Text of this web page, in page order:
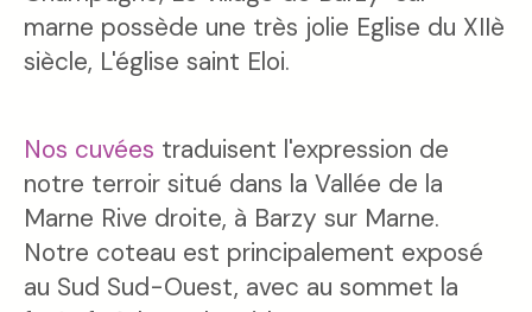
marne possède une très jolie Eglise du XIIè
siècle, L'église saint Eloi.
Nos cuvées traduisent l'expression de
notre terroir situé dans la Vallée de la
Marne Rive droite, à Barzy sur Marne.
Notre coteau est principalement exposé
au Sud Sud-Ouest, avec au sommet la